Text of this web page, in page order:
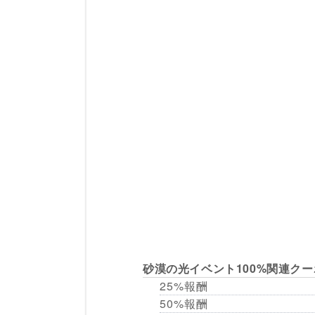
砂漠の光イベント100%関連ク
25%報酬
50%報酬